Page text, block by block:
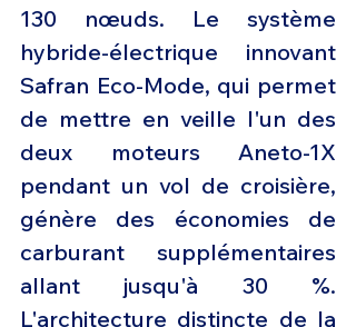
130 nœuds. Le système
hybride-électrique innovant
Safran Eco-Mode, qui permet
de mettre en veille l'un des
deux moteurs Aneto-1X
pendant un vol de croisière,
génère des économies de
carburant supplémentaires
allant jusqu'à 30 %.
L'architecture distincte de la